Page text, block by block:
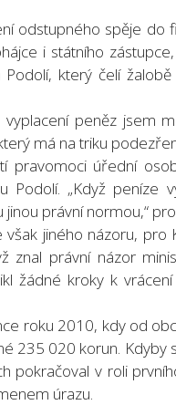
odstupného spěje
i státního
který čelí
peněz jsem
má na triku
pravomoci úřední
Podolí. „Když
právní normou,“
však jiného názoru,
znal právní názor
žádné kroky k
roku 2010, kdy od
235 020 korun.
pokračoval v roli
úrazu.